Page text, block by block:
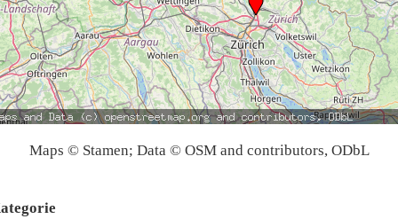
Maps © Stamen; Data © OSM and contributors, ODbL